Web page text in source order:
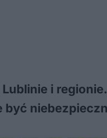
i
być